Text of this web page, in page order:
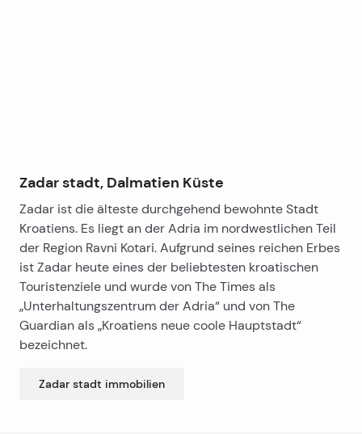
Zadar stadt, Dalmatien Küste
Zadar ist die älteste durchgehend bewohnte Stadt
Kroatiens. Es liegt an der Adria im nordwestlichen Teil
der Region Ravni Kotari. Aufgrund seines reichen Erbes
ist Zadar heute eines der beliebtesten kroatischen
Touristenziele und wurde von The Times als
„Unterhaltungszentrum der Adria“ und von The
Guardian als „Kroatiens neue coole Hauptstadt“
bezeichnet.
Zadar stadt immobilien